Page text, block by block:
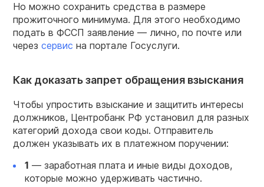
Но можно сохранить средства в размере
прожиточного минимума. Для этого необходимо
подать в ФССП заявление — лично, по почте или
через сервис на портале Госуслуги.
Как доказать запрет обращения взыскания
Чтобы упростить взыскание и защитить интересы
должников, Центробанк РФ установил для разных
категорий дохода свои коды. Отправитель
должен указывать их в платежном поручении:
1 — заработная плата и иные виды доходов,
которые можно удерживать частично.